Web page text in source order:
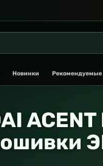
Новинки Рекомендуемые
ACENT